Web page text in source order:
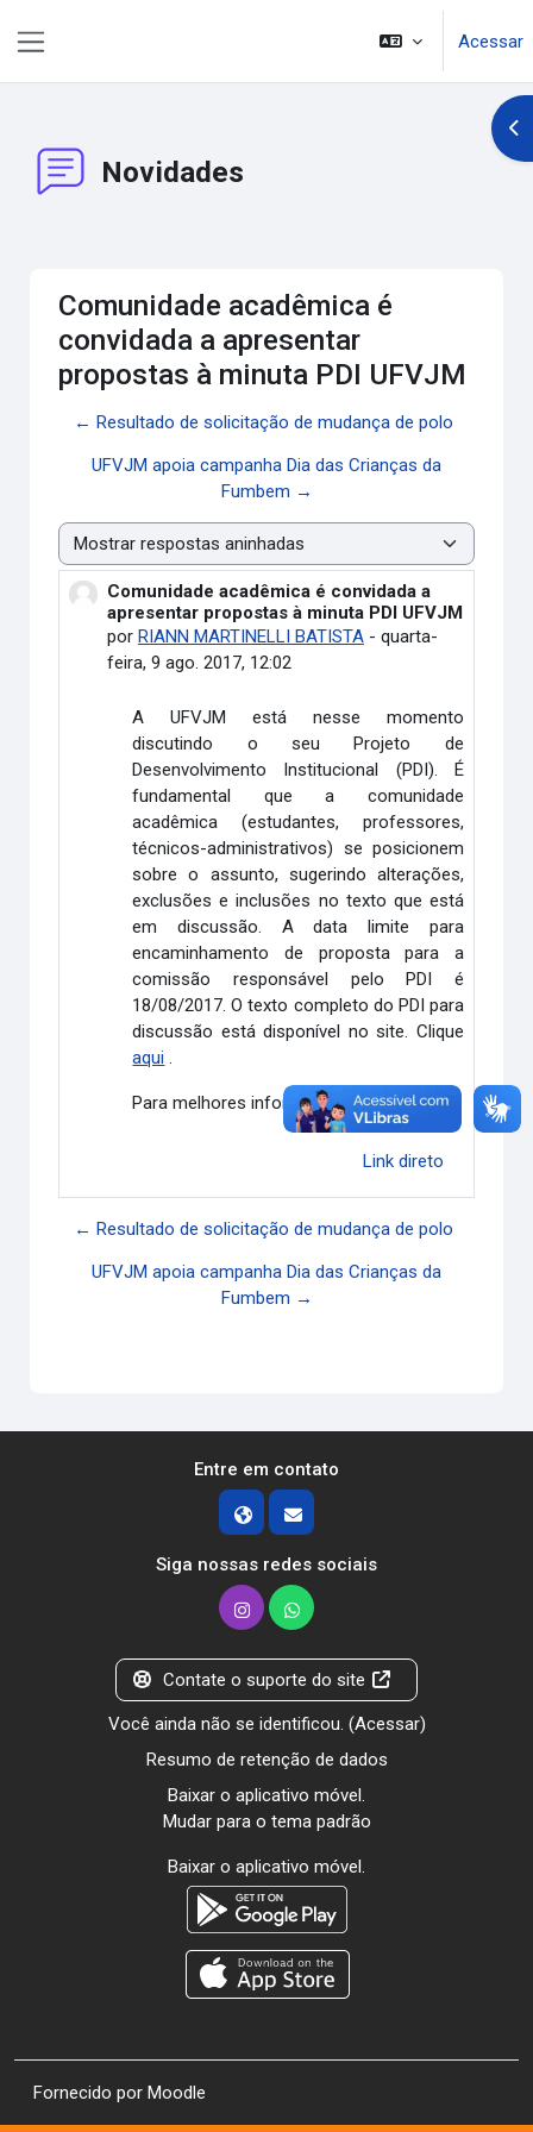
Acessar
Novidades
Comunidade acadêmica é
convidada a apresentar
propostas à minuta PDI UFVJM
← Resultado de solicitação de mudança de polo
UFVJM apoia campanha Dia das Crianças da
Fumbem →
Modo de visualização
Comunidade acadêmica é convidada a
apresentar propostas à minuta PDI UFVJM
por RIANN MARTINELLI BATISTA- quarta-
feira, 9 ago. 2017, 12:02
Número de respostas: 0
A UFVJM está nesse momento
discutindo o seu Projeto de
Desenvolvimento Institucional (PDI). É
fundamental que a comunidade
acadêmica (estudantes, professores,
técnicos-administrativos) se posicionem
sobre o assunto, sugerindo alterações,
exclusões e inclusões no texto que está
em discussão. A data limite para
encaminhamento de proposta para a
comissão responsável pelo PDI é
18/08/2017. O texto completo do PDI para
discussão está disponível no site. Clique
aqui
Para melhores informações,acesse!
Link direto
← Resultado de solicitação de mudança de polo
UFVJM apoia campanha Dia das Crianças da
Fumbem →
Entre em contato
Siga nossas redes sociais
Contate o suporte do site
Você ainda não se identificou. (Acessar)
Resumo de retenção de dados
Baixar o aplicativo móvel.
Mudar para o tema padrão
Baixar o aplicativo móvel.
Fornecido por Moodle